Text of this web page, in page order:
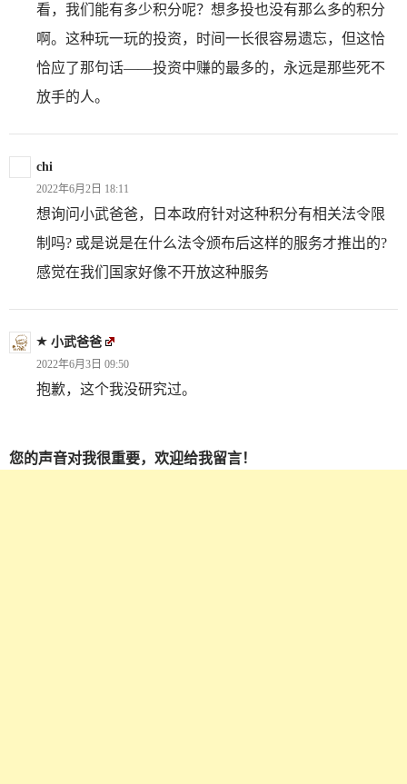
看，我们能有多少积分呢？想多投也没有那么多的积分
啊。这种玩一玩的投资，时间一长很容易遗忘，但这恰
恰应了那句话——投资中赚的最多的，永远是那些死不
放手的人。
chi
2022年6月2日 18:11
想询问小武爸爸，日本政府针对这种积分有相关法令限
制吗? 或是说是在什么法令颁布后这样的服务才推出的?
感觉在我们国家好像不开放这种服务
小武爸爸
2022年6月3日 09:50
抱歉，这个我没研究过。
您的声音对我很重要，欢迎给我留言！